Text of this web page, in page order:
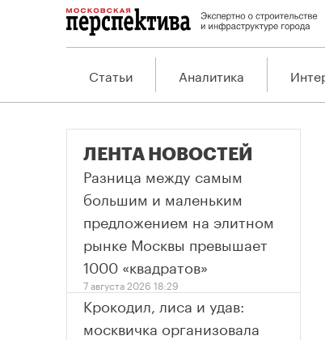
Статьи Аналитика
ЛЕНТА НОВОСТЕЙ
Разница между самым
большим и маленьким
предложением на элитном
рынке Москвы превышает
1000 «квадратов»
7 августа 2026 18:29
Крокодил, лиса и удав:
москвичка организовала